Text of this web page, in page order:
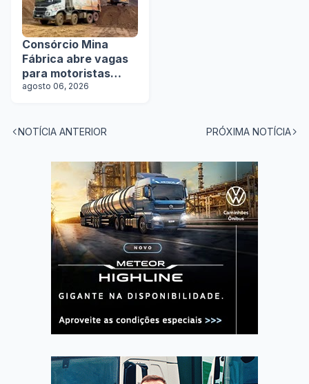
Consórcio Mina
Fábrica abre vagas
para motoristas
categoria D
agosto 06, 2026
NOTÍCIA ANTERIOR PRÓXIMA NOTÍCIA